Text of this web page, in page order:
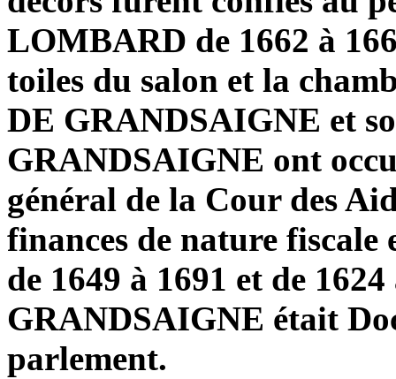
LOMBARD de 1662 à
toiles du salon et la
DE GRANDSAIGNE et
GRANDSAIGNE ont
général de la Cour des
finances de nature fiscale
de 1649 à 1691 et de
GRANDSAIGNE était
parlement.